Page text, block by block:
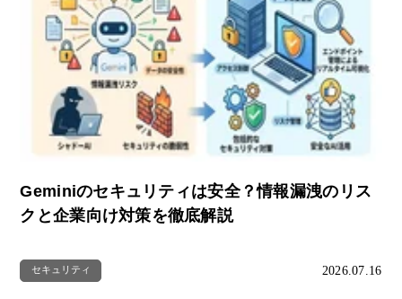
Geminiのセキュリティは安全？情報漏洩のリス
クと企業向け対策を徹底解説
セキュリティ 2026.07.16